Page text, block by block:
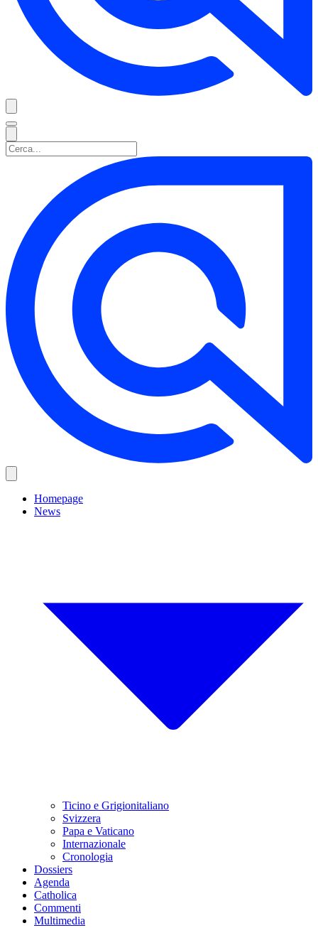
Homepage
News
Ticino e Grigionitaliano
Svizzera
Papa e Vaticano
Internazionale
Cronologia
Dossiers
Agenda
Catholica
Commenti
Multimedia